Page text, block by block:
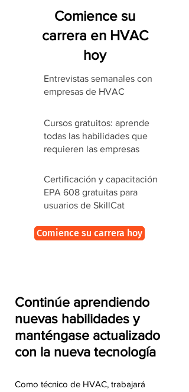
Comience su
carrera en HVAC
hoy
Entrevistas semanales con
empresas de HVAC
Cursos gratuitos: aprende
todas las habilidades que
requieren las empresas
Certificación y capacitación
EPA 608 gratuitas para
usuarios de SkillCat
Comience su carrera hoy
Continúe aprendiendo
nuevas habilidades y
manténgase actualizado
con la nueva tecnología
Como técnico de HVAC, trabajará